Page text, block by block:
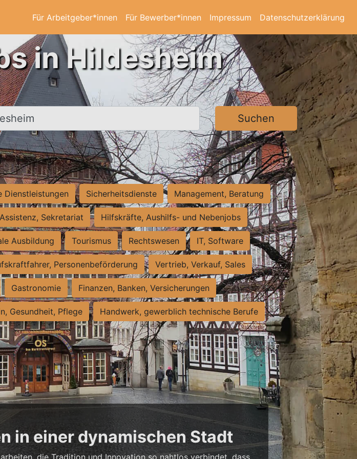
Für Arbeitgeber*innen Für Bewerber*innen Impressum Datenschutzerklärung
in Hildesheim
Suchen
Dienstleistungen Sicherheitsdienste Management, Beratung
Assistenz, Sekretariat Hilfskräfte, Aushilfs- und Nebenjobs
Ausbildung Tourismus Rechtswesen IT, Software
Personenbeförderung Vertrieb, Verkauf, Sales
Gastronomie Finanzen, Banken, Versicherungen
Gesundheit, Pflege Handwerk, gewerblich technische Berufe
in einer dynamischen Stadt